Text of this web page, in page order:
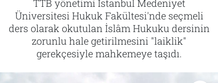
TTB yönetimi İstanbul Medeniyet
Üniversitesi Hukuk Fakültesi'nde seçmeli
ders olarak okutulan İslâm Hukuku dersinin
zorunlu hale getirilmesini "laiklik"
gerekçesiyle mahkemeye taşıdı.
Tarih
İletişim
Künye